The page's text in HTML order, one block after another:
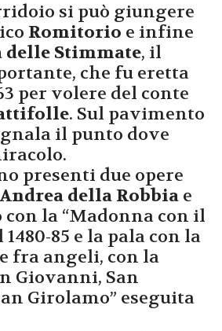
si può giungere
Romitorio e infine
delle Stimmate, il
che fu eretta
per volere del conte
. Sul pavimento
il punto dove
presenti due opere
Andrea della Robbia e
la “Madonna con il
85 e la pala con la
fra angeli, con la
Giovanni, San
Girolamo” eseguita